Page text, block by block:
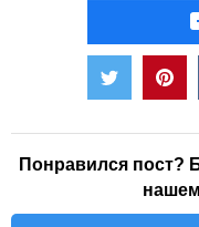
Понравился пост?